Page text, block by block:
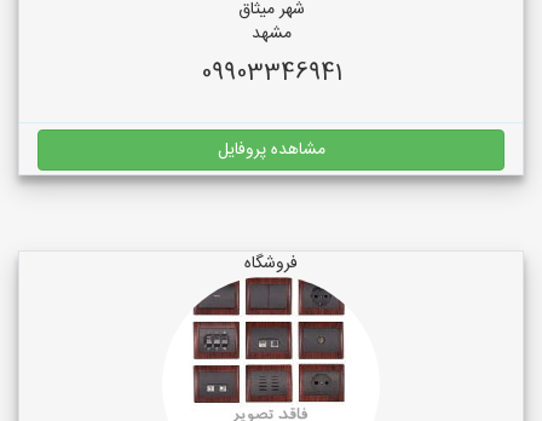
شهر میثاق
مشهد
09903346941
مشاهده پروفایل
فروشگاه